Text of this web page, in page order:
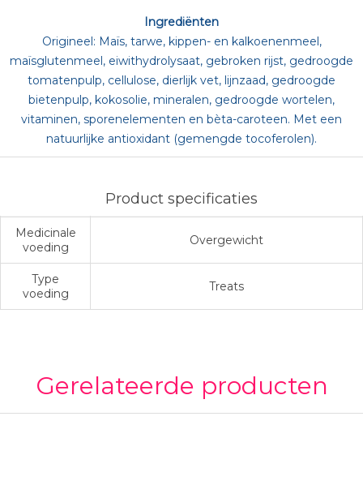
Ingrediënten
Origineel: Maïs, tarwe, kippen- en kalkoenenmeel,
maïsglutenmeel, eiwithydrolysaat, gebroken rijst, gedroogde
tomatenpulp, cellulose, dierlijk vet, lijnzaad, gedroogde
bietenpulp, kokosolie, mineralen, gedroogde wortelen,
vitaminen, sporenelementen en bèta-caroteen. Met een
natuurlijke antioxidant (gemengde tocoferolen).
Product specificaties
Medicinale
voeding
Overgewicht
Type
voeding
Treats
Gerelateerde producten